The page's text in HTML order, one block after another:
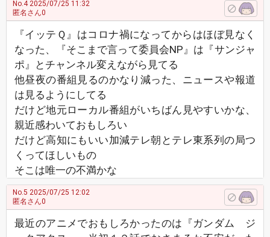
No.42025/07/25 11:32
匿名さん0
『イッテＱ』はコロナ禍になってからはほぼ見なく
なった、『そこまで言って委員会NP』は『サンジャ
ポ』とチャンネル変えながら見てる
他昼夜の番組見るのかなり減った、ニュースや報道
は見るようにしてる
だけど地元ローカル番組がいちばん見やすいかな、
親近感わいておもしろい
だけど高知にもいい加減テレ朝とテレ東系列の局つ
くってほしいもの
そこは唯一の不満かな
No.5 2025/07/25 12:02
匿名さん0
最近のアニメでおもしろかったのは『ガンダム ジ